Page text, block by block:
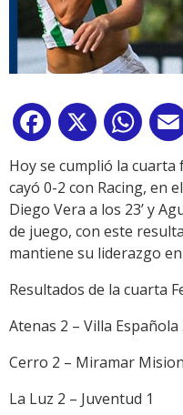
Facebook
X
Hoy se cumplió la
cayó 0-2 con Racing, en
Diego Vera a los 23’ y
de juego, con este
mantiene su liderazgo
Resultados de la cuarta
Atenas 2 – Villa Española
Cerro 2 – Miramar
La Luz 2 – Juventud 1